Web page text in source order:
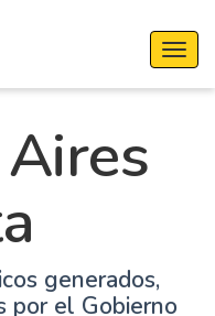
generados,
por el Gobierno